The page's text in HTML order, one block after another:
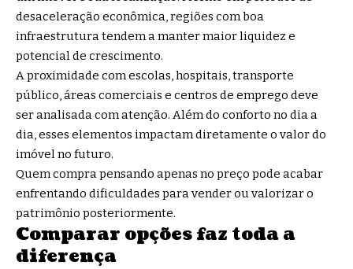
desaceleração econômica, regiões com boa
infraestrutura tendem a manter maior liquidez e
potencial de crescimento.
A proximidade com escolas, hospitais, transporte
público, áreas comerciais e centros de emprego deve
ser analisada com atenção. Além do conforto no dia a
dia, esses elementos impactam diretamente o valor do
imóvel no futuro.
Quem compra pensando apenas no preço pode acabar
enfrentando dificuldades para vender ou valorizar o
patrimônio posteriormente.
Comparar opções faz toda a
diferença